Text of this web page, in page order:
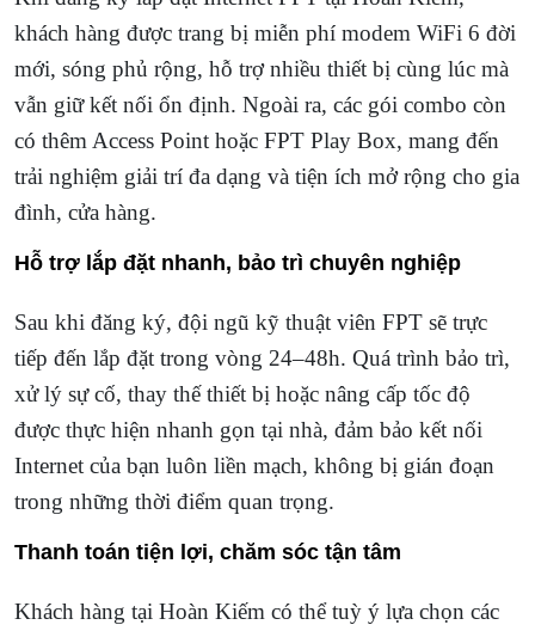
khách hàng được trang bị miễn phí modem WiFi 6 đời
mới, sóng phủ rộng, hỗ trợ nhiều thiết bị cùng lúc mà
vẫn giữ kết nối ổn định. Ngoài ra, các gói combo còn
có thêm Access Point hoặc FPT Play Box, mang đến
trải nghiệm giải trí đa dạng và tiện ích mở rộng cho gia
đình, cửa hàng.
Hỗ trợ lắp đặt nhanh, bảo trì chuyên nghiệp
Sau khi đăng ký, đội ngũ kỹ thuật viên FPT sẽ trực
tiếp đến lắp đặt trong vòng 24–48h. Quá trình bảo trì,
xử lý sự cố, thay thế thiết bị hoặc nâng cấp tốc độ
được thực hiện nhanh gọn tại nhà, đảm bảo kết nối
Internet của bạn luôn liền mạch, không bị gián đoạn
trong những thời điểm quan trọng.
Thanh toán tiện lợi, chăm sóc tận tâm
Khách hàng tại Hoàn Kiếm có thể tuỳ ý lựa chọn các